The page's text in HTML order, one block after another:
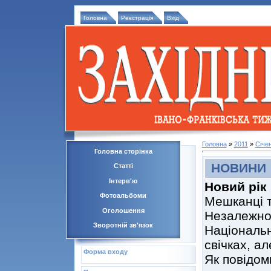
Головна Реєстрація Вхід
Головна сторінка
Статті
Інтерв'ю
Фотоальбоми
Оголошення
Зворотній зв'язок
Форма входу
Головна» 2011 »
НОВИНИ
Новий рік
Мешканці
свічках,
Як